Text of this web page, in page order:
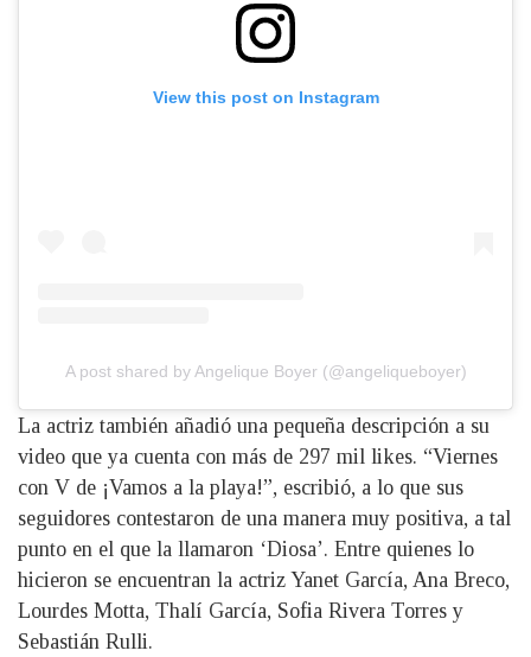
View this post on Instagram
A post shared by Angelique Boyer (@angeliqueboyer)
La actriz también añadió una pequeña descripción a su
video que ya cuenta con más de 297 mil likes. “Viernes
con V de ¡Vamos a la playa!”, escribió, a lo que sus
seguidores contestaron de una manera muy positiva, a tal
punto en el que la llamaron ‘Diosa’. Entre quienes lo
hicieron se encuentran la actriz Yanet García, Ana Breco,
Lourdes Motta, Thalí García, Sofia Rivera Torres y
Sebastián Rulli.